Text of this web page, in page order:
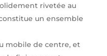
rivetée au
un ensemble
mobile de centre, et